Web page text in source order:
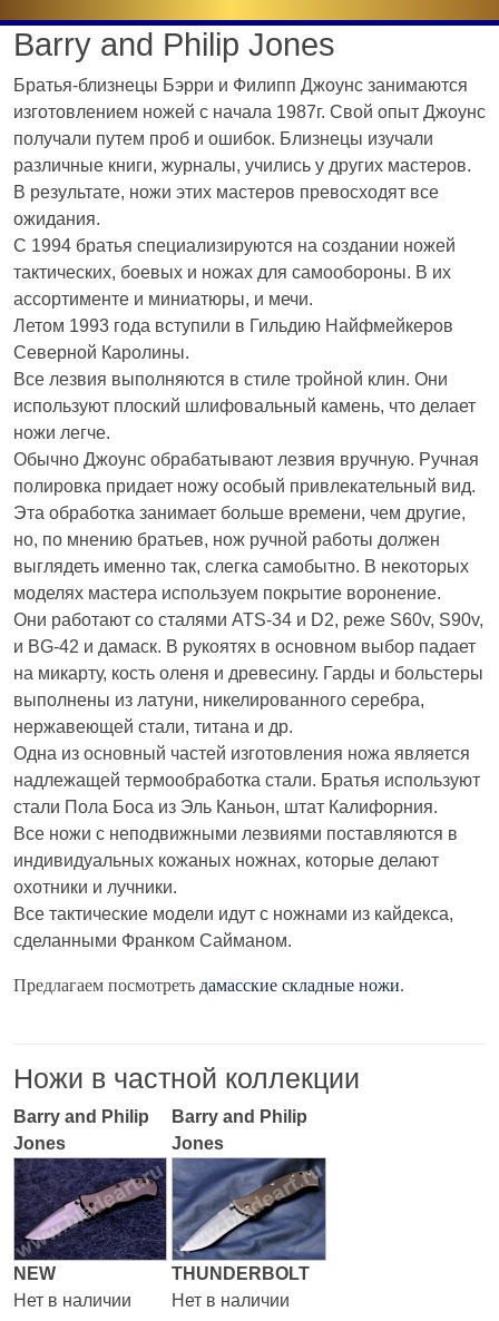
Barry and Philip Jones
Братья-близнецы Бэрри и Филипп Джоунс занимаются
изготовлением ножей с начала 1987г. Свой опыт Джоунс
получали путем проб и ошибок. Близнецы изучали
различные книги, журналы, учились у других мастеров.
В результате, ножи этих мастеров превосходят все
ожидания.
С 1994 братья специализируются на создании ножей
тактических, боевых и ножах для самообороны. В их
ассортименте и миниатюры, и мечи.
Летом 1993 года вступили в Гильдию Найфмейкеров
Северной Каролины.
Все лезвия выполняются в стиле тройной клин. Они
используют плоский шлифовальный камень, что делает
ножи легче.
Обычно Джоунс обрабатывают лезвия вручную. Ручная
полировка придает ножу особый привлекательный вид.
Эта обработка занимает больше времени, чем другие,
но, по мнению братьев, нож ручной работы должен
выглядеть именно так, слегка самобытно. В некоторых
моделях мастера используем покрытие воронение.
Они работают со сталями ATS-34 и D2, реже S60v, S90v,
и BG-42 и дамаск. В рукоятях в основном выбор падает
на микарту, кость оленя и древесину. Гарды и больстеры
выполнены из латуни, никелированного серебра,
нержавеющей стали, титана и др.
Одна из основный частей изготовления ножа является
надлежащей термообработка стали. Братья используют
стали Пола Боса из Эль Каньон, штат Калифорния.
Все ножи с неподвижными лезвиями поставляются в
индивидуальных кожаных ножнах, которые делают
охотники и лучники.
Все тактические модели идут с ножнами из кайдекса,
сделанными Франком Сайманом.
Предлагаем посмотреть дамасские складные ножи.
Ножи в частной коллекции
Barry and Philip
Jones
Barry and Philip
Jones
NEW
Нет в наличии
THUNDERBOLT
Нет в наличии